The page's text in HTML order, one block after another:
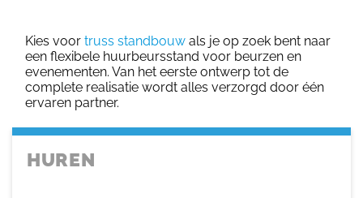
Kies voor truss standbouw als je op zoek bent naar
een flexibele huurbeursstand voor beurzen en
evenementen. Van het eerste ontwerp tot de
complete realisatie wordt alles verzorgd door één
ervaren partner.
HUREN